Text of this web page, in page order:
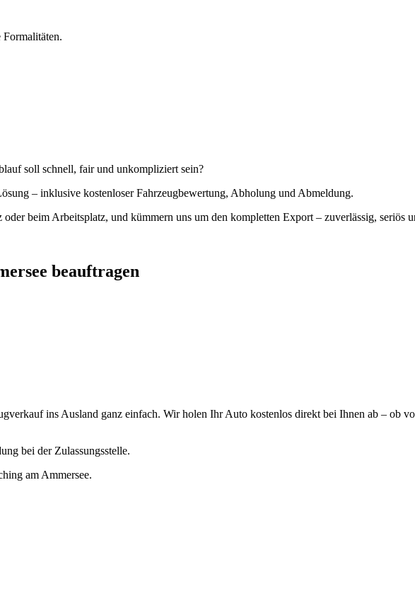
soll schnell, fair und unkompliziert sein?
– inklusive kostenloser Fahrzeugbewertung, Abholung und Abmeldung.
beim Arbeitsplatz, und kümmern uns um den kompletten Export – zuverlässig, seriös
beauftragen
ins Ausland ganz einfach. Wir holen Ihr Auto kostenlos direkt bei Ihnen ab – ob
bei der Zulassungsstelle.
am Ammersee.